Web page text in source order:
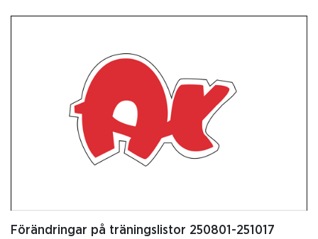
Förändringar på träningslistor 250801-251017